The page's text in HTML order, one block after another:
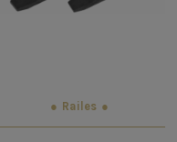
Railes